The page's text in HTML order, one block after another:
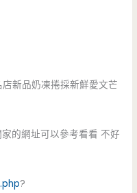
新品奶凍捲採新鮮愛文芒
的網址可以參考看看 不好
?